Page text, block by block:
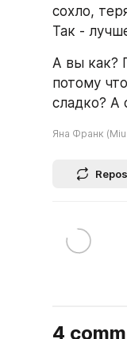
сохло,
Так -
А вы как?
потому
сладко? А
Яна Франк (Miu
4